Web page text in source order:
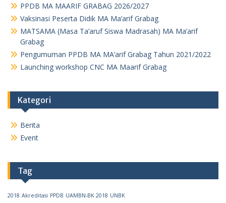
PPDB MA MAARIF GRABAG 2026/2027
Vaksinasi Peserta Didik MA Ma’arif Grabag
MATSAMA (Masa Ta’aruf Siswa Madrasah) MA Ma’arif
Grabag
Pengumuman PPDB MA MA’arif Grabag Tahun 2021/2022
Launching workshop CNC MA Maarif Grabag
Kategori
Berita
Event
Tag
2018 Akreditasi PPDB UAMBN-BK 2018 UNBK